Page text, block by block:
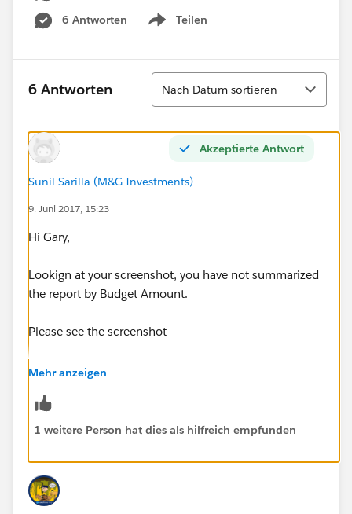
6 Antworten
Teilen
Show menu
6 Antworten
Sortieren
Nach Datum sortieren
Akzeptierte Antwort
Sunil Sarilla (M&G Investments)
9. Juni 2017, 15:23
Hi Gary,
Lookign at your screenshot, you have not summarized
the report by Budget Amount.
Please see the screenshot
Mehr anzeigen
1 weitere Person hat dies als hilfreich empfunden